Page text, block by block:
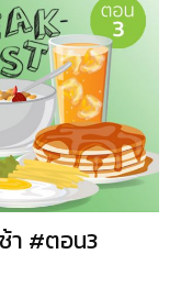
ช้า #ตอน3